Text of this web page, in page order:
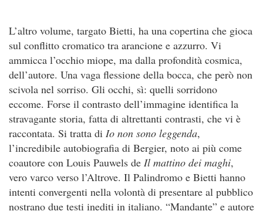
L’altro volume, targato Bietti, ha una copertina che gioca
sul conflitto cromatico tra arancione e azzurro. Vi
ammicca l’occhio miope, ma dalla profondità cosmica,
dell’autore. Una vaga flessione della bocca, che però non
scivola nel sorriso. Gli occhi, sì: quelli sorridono
eccome. Forse il contrasto dell’immagine identifica la
stravagante storia, fatta di altrettanti contrasti, che vi è
raccontata. Si tratta di Io non sono leggenda,
l’incredibile autobiografia di Bergier, noto ai più come
coautore con Louis Pauwels de Il mattino dei maghi,
vero varco verso l’Altrove. Il Palindromo e Bietti hanno
intenti convergenti nella volontà di presentare al pubblico
nostrano due testi inediti in italiano. “Mandante” e autore